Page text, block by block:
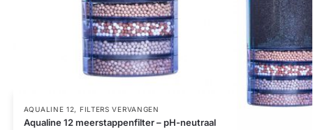
AQUALINE 12, FILTERS VERVANGEN
Aqualine 12 meerstappenfilter – pH-neutraal